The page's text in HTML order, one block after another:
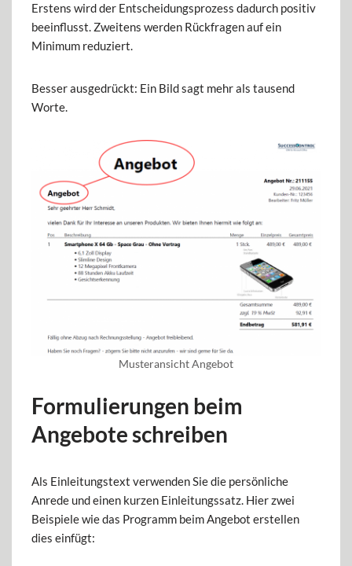
Erstens wird der Entscheidungsprozess dadurch positiv
beeinflusst. Zweitens werden Rückfragen auf ein
Minimum reduziert.
Besser ausgedrückt: Ein Bild sagt mehr als tausend
Worte.
Musteransicht Angebot
Formulierungen beim
Angebote schreiben
Als Einleitungstext verwenden Sie die persönliche
Anrede und einen kurzen Einleitungssatz. Hier zwei
Beispiele wie das Programm beim Angebot erstellen
dies einfügt: